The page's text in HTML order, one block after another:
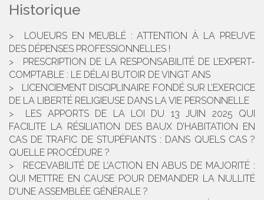
Historique
LOUEURS EN MEUBLÉ : ATTENTION À LA PREUVE
DES DÉPENSES PROFESSIONNELLES !
PRESCRIPTION DE LA RESPONSABILITÉ DE L’EXPERT-
COMPTABLE : LE DÉLAI BUTOIR DE VINGT ANS
LICENCIEMENT DISCIPLINAIRE FONDÉ SUR L’EXERCICE
DE LA LIBERTÉ RELIGIEUSE DANS LA VIE PERSONNELLE
LES APPORTS DE LA LOI DU 13 JUIN 2025 QUI
FACILITE LA RÉSILIATION DES BAUX D’HABITATION EN
CAS DE TRAFIC DE STUPÉFIANTS : DANS QUELS CAS ?
QUELLE PROCÉDURE ?
RECEVABILITÉ DE L’ACTION EN ABUS DE MAJORITÉ :
QUI METTRE EN CAUSE POUR DEMANDER LA NULLITÉ
D’UNE ASSEMBLÉE GÉNÉRALE ?